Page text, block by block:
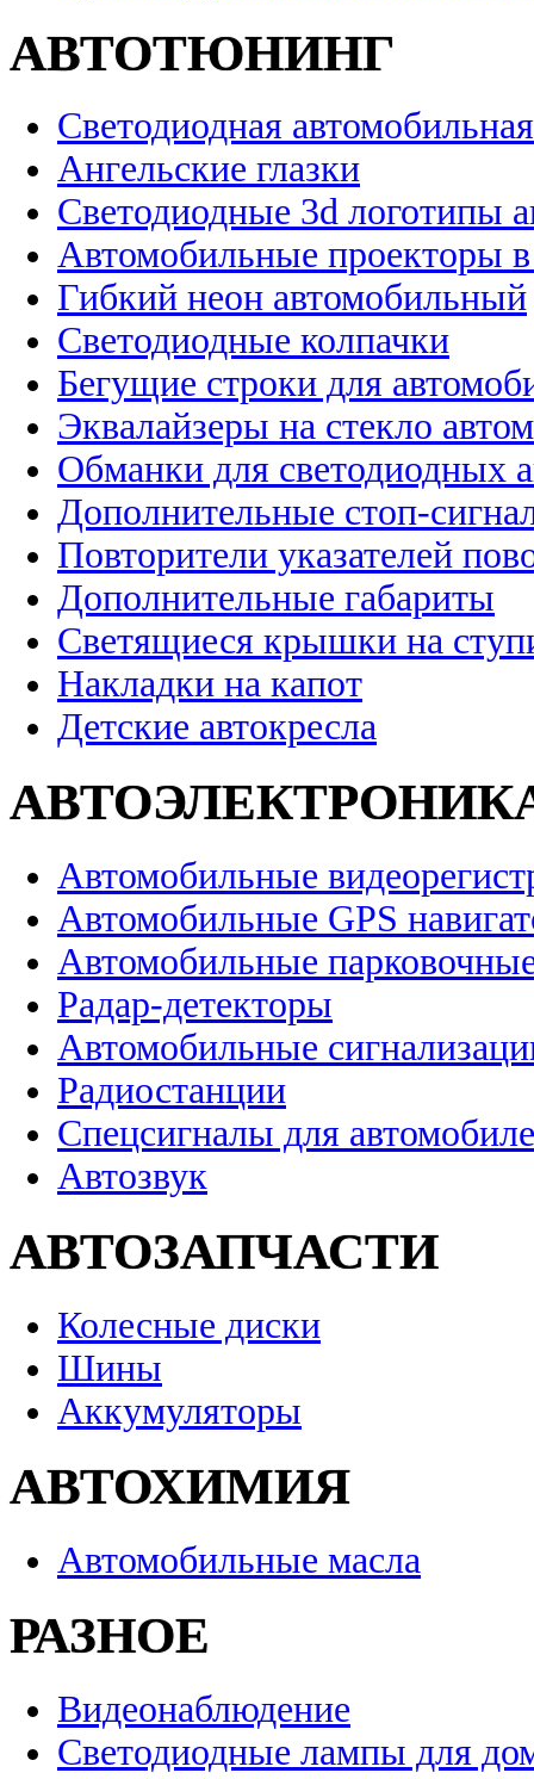
АВТОТЮНИНГ
Светодиодная
Ангельские глазки
Светодиодные 3d логотипы
Автомобильные проекторы
Гибкий неон автомобильный
Светодиодные колпачки
Бегущие строки для
Эквалайзеры на стекло
Обманки для светодиодных
Дополнительные стоп-
Повторители указателей
Дополнительные габариты
Светящиеся крышки на
Накладки на капот
Детские автокресла
Автомобильные
Автомобильные GPS
Автомобильные
Радар-детекторы
Автомобильные
Радиостанции
Спецсигналы для
Автозвук
АВТОЗАПЧАСТИ
Колесные диски
Шины
Аккумуляторы
АВТОХИМИЯ
Автомобильные масла
РАЗНОЕ
Видеонаблюдение
Светодиодные лампы для